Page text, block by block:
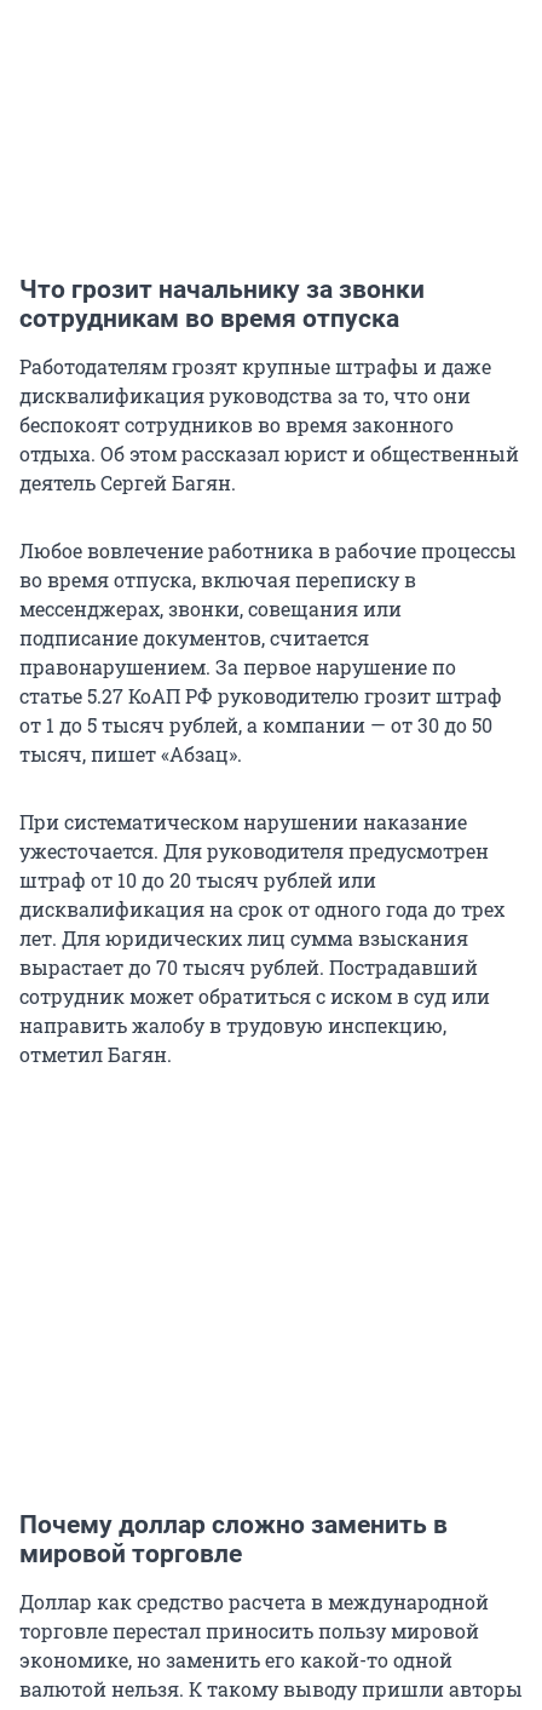
Что грозит начальнику за звонки
сотрудникам во время отпуска
Работодателям грозят крупные штрафы и даже
дисквалификация руководства за то, что они
беспокоят сотрудников во время законного
отдыха. Об этом рассказал юрист и общественный
деятель Сергей Багян.
Любое вовлечение работника в рабочие процессы
во время отпуска, включая переписку в
мессенджерах, звонки, совещания или
подписание документов, считается
правонарушением. За первое нарушение по
статье 5.27 КоАП РФ руководителю грозит штраф
от 1 до 5 тысяч рублей, а компании — от 30 до 50
тысяч, пишет «Абзац».
При систематическом нарушении наказание
ужесточается. Для руководителя предусмотрен
штраф от 10 до 20 тысяч рублей или
дисквалификация на срок от одного года до трех
лет. Для юридических лиц сумма взыскания
вырастает до 70 тысяч рублей. Пострадавший
сотрудник может обратиться с иском в суд или
направить жалобу в трудовую инспекцию,
отметил Багян.
Почему доллар сложно заменить в
мировой торговле
Доллар как средство расчета в международной
торговле перестал приносить пользу мировой
экономике, но заменить его какой-то одной
валютой нельзя. К такому выводу пришли авторы